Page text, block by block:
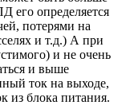
его определяется
потерями на
и т.д.) А при
и не очень
и выше
ток на выходе,
из блока питания.